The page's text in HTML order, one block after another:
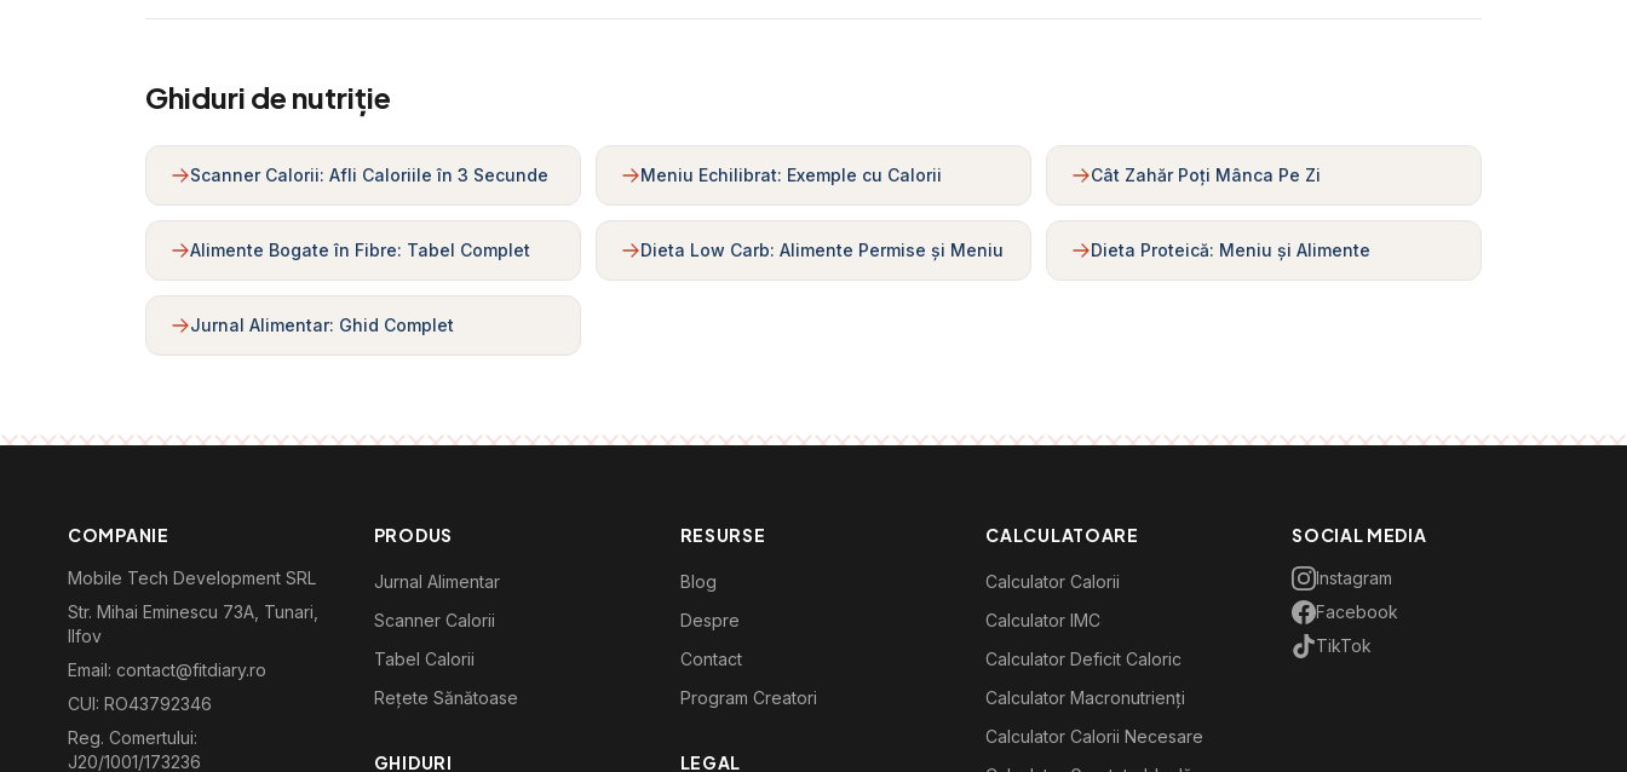
Ghiduri de nutriție
Scanner Calorii: Afli Caloriile în 3 Secunde Meniu Echilibrat: Exemple cu Calorii Cât Zahăr Poți Mânca Pe Zi
Alimente Bogate în Fibre: Tabel Complet Dieta Low Carb: Alimente Permise și Meniu Dieta Proteică: Meniu și Alimente
Jurnal Alimentar: Ghid Complet
COMPANIE
Mobile Tech Development SRL
Str. Mihai Eminescu 73A, Tunari,
Ilfov
Email: contact@fitdiary.ro
CUI: RO43792346
Reg. Comertului:
J20/1001/173236
PRODUS
Jurnal Alimentar
Scanner Calorii
Tabel Calorii
Rețete Sănătoase
GHIDURI
RESURSE
Blog
Despre
Contact
Program Creatori
LEGAL
CALCULATOARE
Calculator Calorii
Calculator IMC
Calculator Deficit Caloric
Calculator Macronutrienți
Calculator Calorii Necesare
SOCIAL MEDIA
Instagram
Facebook
TikTok